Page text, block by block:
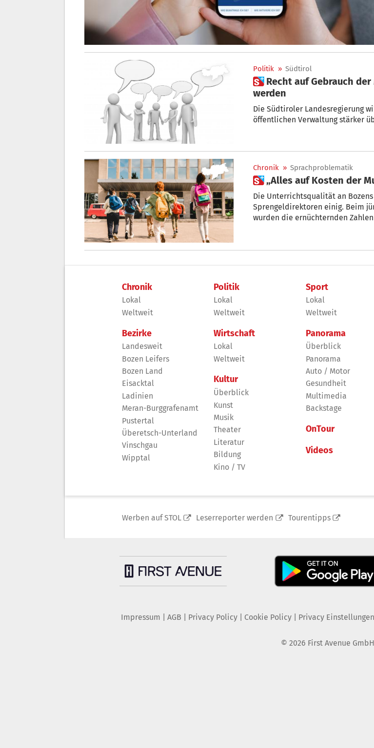
Politik » Südtirol
 Recht auf Gebrauch der Muttersprache soll stärker überwacht
werden
Die Südtiroler Landesregierung
öffentlichen Verwaltung stärker
Chronik » Sprachproblematik
 „Alles auf Kosten der
Die Unterrichtsqualität an
Sprengeldirektoren einig. Beim
wurden die ernüchternden
Chronik
Lokal
Weltweit
Bezirke
Landesweit
Bozen Leifers
Bozen Land
Eisacktal
Ladinien
Meran-Burggrafenamt
Pustertal
Überetsch-Unterland
Vinschgau
Wipptal
Politik
Lokal
Weltweit
Wirtschaft
Lokal
Weltweit
Kultur
Überblick
Kunst
Musik
Theater
Literatur
Bildung
Kino / TV
Sport
Lokal
Weltweit
Panorama
Überblick
Panorama
Auto / Motor
Gesundheit
Multimedia
Backstage
OnTour
Videos
Werben auf STOL Leserreporter werden Tourentipps
Impressum AGB Privacy Policy| Cookie Policy| Privacy Einstellungen
© 2026 First Avenue GmbH